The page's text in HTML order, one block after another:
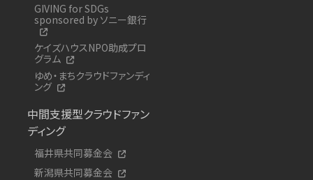
GIVING for SDGs
sponsored by ソニー銀行
ケイズハウスNPO助成プロ
グラム
ゆめ・まちクラウドファンディ
ング
中間支援型クラウドファン
ディング
福井県共同募金会
新潟県共同募金会